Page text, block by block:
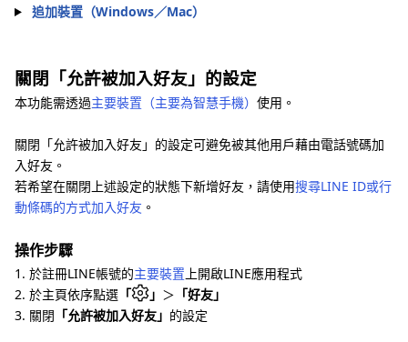
追加裝置（Windows／Mac）
關閉「允許被加入好友」的設定
本功能需透過主要裝置（主要為智慧手機） 使用。
關閉「允許被加入好友」的設定可避免被其他用戶藉由電話號碼加
入好友。
若希望在關閉上述設定的狀態下新增好友，請使用搜尋LINE ID或行
動條碼的方式加入好友 。
操作步驟
1. 於註冊LINE帳號的主要裝置 上開啟LINE應用程式
2. 於主頁依序點選 「 」 ＞ 「好友」
3. 關閉 「允許被加入好友」 的設定